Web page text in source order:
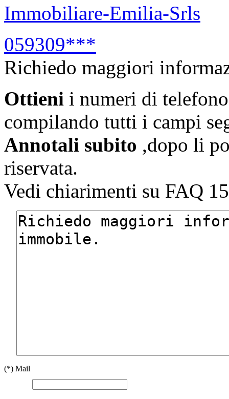
Immobiliare-Emilia-Srls
059309***
Richiedo maggiori
Ottieni i numeri di
compilando tutti i campi
Annotali subito ,dopo li
riservata.
Vedi chiarimenti su FAQ
(*) Mail